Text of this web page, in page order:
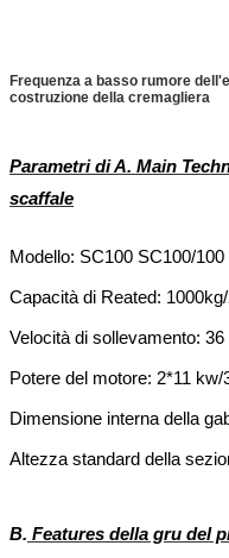
Frequenza a basso rumore
costruzione della cremagliera
Parametri di A. Main
scaffale
Modello: SC100 SC100/
Capacità di Reated:
Velocità di sollevamento:
Potere del motore: 2*11 kw/
Dimensione interna della
Altezza standard della
B. Features della gru del